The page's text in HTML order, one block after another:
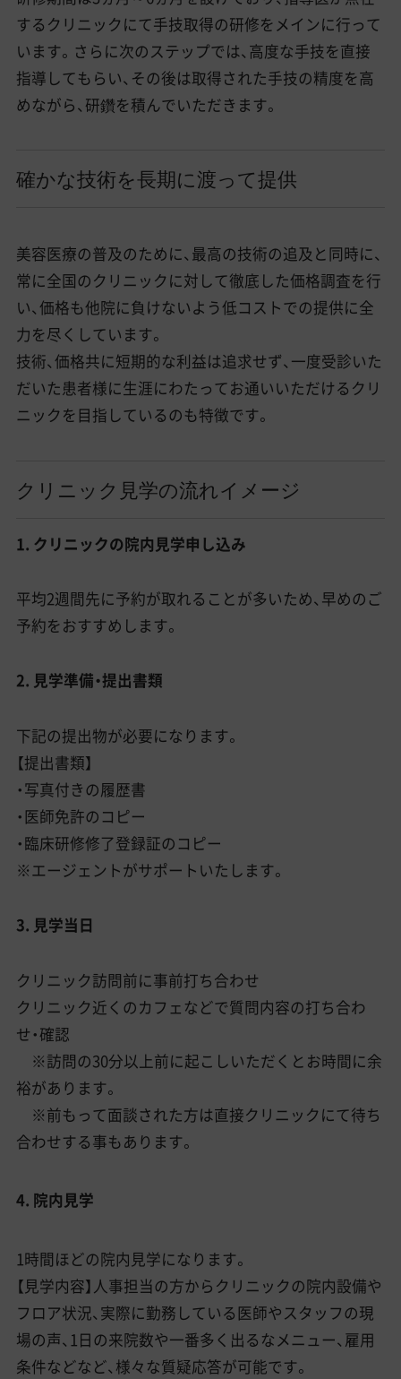
するクリニックにて手技取得の研修をメインに行って
います。さらに次のステップでは、高度な手技を直接
指導してもらい、その後は取得された手技の精度を高
めながら、研鑽を積んでいただきます。
確かな技術を長期に渡って提供
美容医療の普及のために、最高の技術の追及と同時に、
常に全国のクリニックに対して徹底した価格調査を行
い、価格も他院に負けないよう低コストでの提供に全
力を尽くしています。
技術、価格共に短期的な利益は追求せず、一度受診いた
だいた患者様に生涯にわたってお通いいただけるクリ
ニックを目指しているのも特徴です。
クリニック見学の流れイメージ
1. クリニックの院内見学申し込み
平均2週間先に予約が取れることが多いため、早めのご
予約をおすすめします。
2. 見学準備・提出書類
下記の提出物が必要になります。
【提出書類】
・写真付きの履歴書
・医師免許のコピー
・臨床研修修了登録証のコピー
※エージェントがサポートいたします。
3. 見学当日
クリニック訪問前に事前打ち合わせ
クリニック近くのカフェなどで質問内容の打ち合わ
せ・確認
※訪問の30分以上前に起こしいただくとお時間に余
裕があります。
※前もって面談された方は直接クリニックにて待ち
合わせする事もあります。
4. 院内見学
1時間ほどの院内見学になります。
【見学内容】人事担当の方からクリニックの院内設備や
フロア状況、実際に勤務している医師やスタッフの現
場の声、1日の来院数や一番多く出るなメニュー、雇用
条件などなど、様々な質疑応答が可能です。